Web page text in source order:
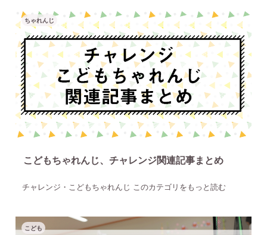
ちゃれんじ
こどもちゃれんじ、チャレンジ関連記事まとめ
チャレンジ・こどもちゃれんじ このカテゴリをもっと読む
こども